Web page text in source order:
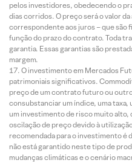
pelos investidores, obedecendo o
dias corridos. O preço será o valor
correspondente aos juros – que são
função do prazo do contrato. Toda
garantia. Essas garantias são
margem.
O investimento em Mercados
patrimoniais significativos.
preço de um contrato futuro ou
consubstanciar um índice, uma
um investimento de risco muito alto,
oscilação de preço devido à
recomendada para o investimento é
não está garantido neste tipo de
mudanças climáticas e o cenário